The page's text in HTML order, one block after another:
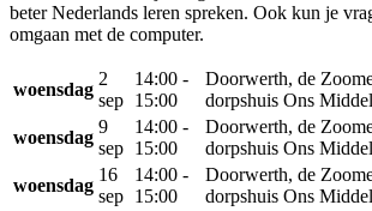
beter Nederlands leren spreken. Ook kun je
omgaan met de computer.
woensdag
2
sep
14:00 -
15:00
Doorwerth, de
dorpshuis Ons
woensdag
9
sep
14:00 -
15:00
Doorwerth, de
dorpshuis Ons
woensdag
16
sep
14:00 -
15:00
Doorwerth, de
dorpshuis Ons